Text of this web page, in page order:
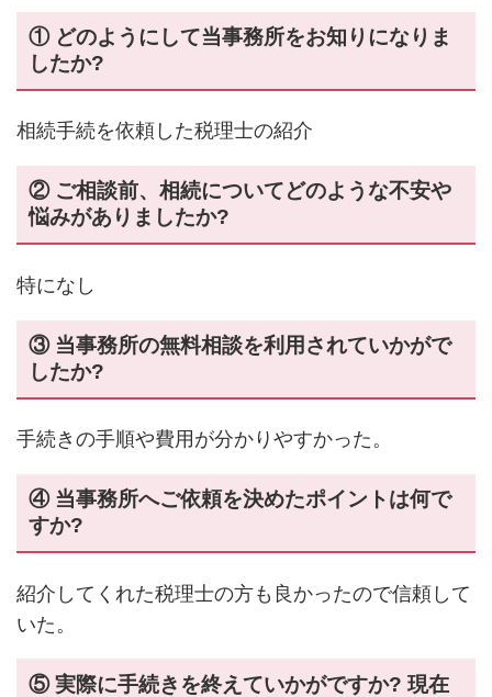
① どのようにして当事務所をお知りになりま
したか?
相続手続を依頼した税理士の紹介
② ご相談前、相続についてどのような不安や
悩みがありましたか?
特になし
③ 当事務所の無料相談を利用されていかがで
したか?
手続きの手順や費用が分かりやすかった。
④ 当事務所へご依頼を決めたポイントは何で
すか?
紹介してくれた税理士の方も良かったので信頼して
いた。
⑤ 実際に手続きを終えていかがですか? 現在